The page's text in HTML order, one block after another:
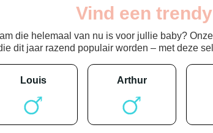
Vind een
die helemaal van nu is voor jullie baby?
dit jaar razend populair worden – met deze
louis arthur